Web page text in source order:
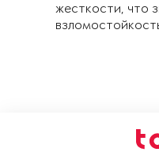
жесткости, что